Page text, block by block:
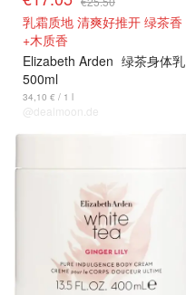
乳霜质地 清爽好推开 绿茶香
+木质香
Elizabeth Arden 绿茶身体乳
500ml
34,10 € / 1 l
@dealmoon.de